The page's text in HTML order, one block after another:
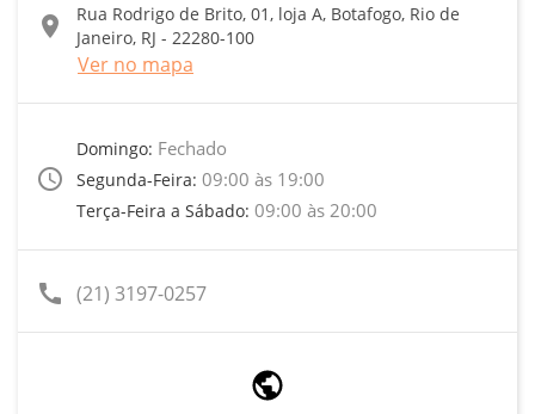
location_on
Rua Rodrigo de Brito, 01, loja A, Botafogo, Rio de
Janeiro, RJ - 22280-100
Ver no mapa
access_time
Domingo: Fechado
Segunda-Feira: 09:00 às 19:00
Terça-Feira a Sábado: 09:00 às 20:00
call (21) 3197-0257